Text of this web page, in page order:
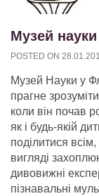
Музей
POSTED ON
Музей Науки у
прагне
коли він почав
як і будь-якій
поділитися
вигляді
дивовижні
пізнавальні